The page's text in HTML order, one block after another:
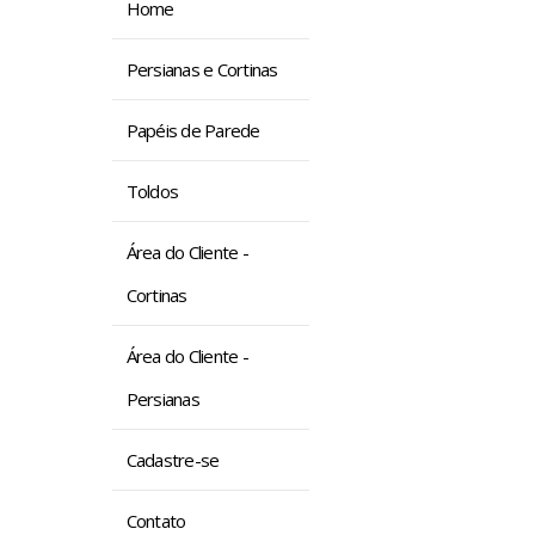
Home
Persianas e Cortinas
Papéis de Parede
Toldos
Área do Cliente -
Cortinas
Área do Cliente -
Persianas
Cadastre-se
Contato